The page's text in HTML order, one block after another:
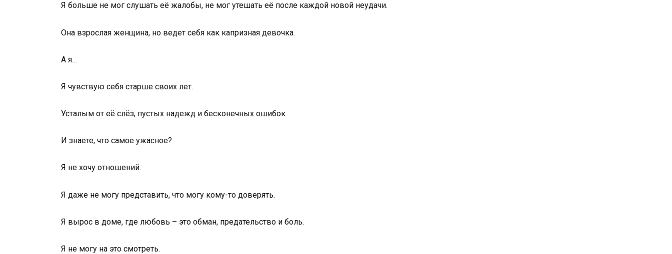
Я больше не мог слушать её жалобы, не мог утешать её после каждой новой неудачи.
Она взрослая женщина, но ведет себя как капризная девочка.
А я…
Я чувствую себя старше своих лет.
Усталым от её слёз, пустых надежд и бесконечных ошибок.
И знаете, что самое ужасное?
Я не хочу отношений.
Я даже не могу представить, что могу кому-то доверять.
Я вырос в доме, где любовь – это обман, предательство и боль.
Я не могу на это смотреть.